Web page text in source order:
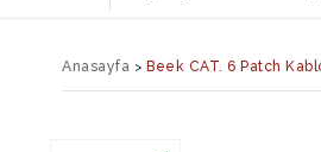
Anasayfa > Beek CAT. 6 Patch